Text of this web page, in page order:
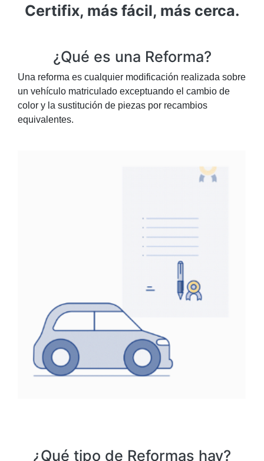
Certifix, más fácil, más cerca.
¿Qué es una Reforma?
Una reforma es cualquier modificación realizada sobre
un vehículo matriculado exceptuando el cambio de
color y la sustitución de piezas por recambios
equivalentes.
¿Qué tipo de Reformas hay?